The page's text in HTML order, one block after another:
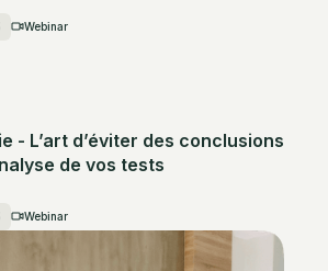
Webinar
- L’art d’éviter des conclusions
de vos tests
Webinar